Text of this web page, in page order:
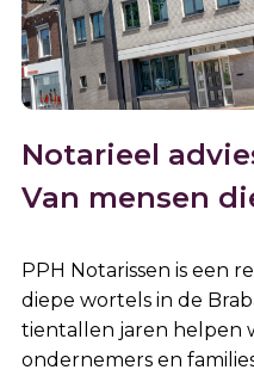
Notarieel
Van mensen
PPH Notarissen is een
diepe wortels in de
tientallen jaren helpen
ondernemers en